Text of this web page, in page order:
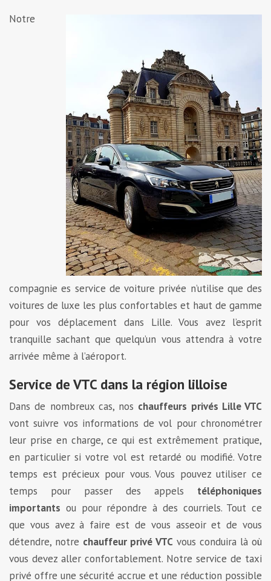
Notre
compagnie es service de voiture privée n’utilise que des
voitures de luxe les plus confortables et haut de gamme
pour vos déplacement dans Lille. Vous avez l’esprit
tranquille sachant que quelqu’un vous attendra à votre
arrivée même à l’aéroport.
Service de VTC dans la région lilloise
Dans de nombreux cas, nos chauffeurs privés Lille VTC
vont suivre vos informations de vol pour chronométrer
leur prise en charge, ce qui est extrêmement pratique,
en particulier si votre vol est retardé ou modifié. Votre
temps est précieux pour vous. Vous pouvez utiliser ce
temps pour passer des appels téléphoniques
importants ou pour répondre à des courriels. Tout ce
que vous avez à faire est de vous asseoir et de vous
détendre, notre chauffeur privé VTC vous conduira là où
vous devez aller confortablement. Notre service de taxi
privé offre une sécurité accrue et une réduction possible